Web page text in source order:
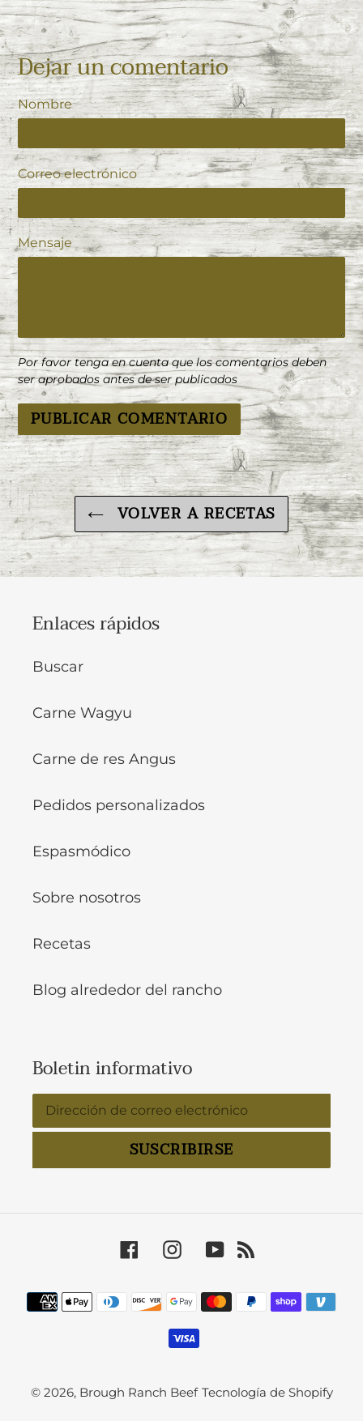
Dejar un comentario
Nombre
Correo electrónico
Mensaje
Por favor tenga en cuenta que los comentarios deben
ser aprobados antes de ser publicados
VOLVER A RECETAS
Enlaces rápidos
Buscar
Carne Wagyu
Carne de res Angus
Pedidos personalizados
Espasmódico
Sobre nosotros
Recetas
Blog alrededor del rancho
Boletin informativo
SUSCRIBIRSE
FacebookInstagram
YouTube
Métodos
de
pago
© 2026, Brough Ranch Beef Tecnología de Shopify